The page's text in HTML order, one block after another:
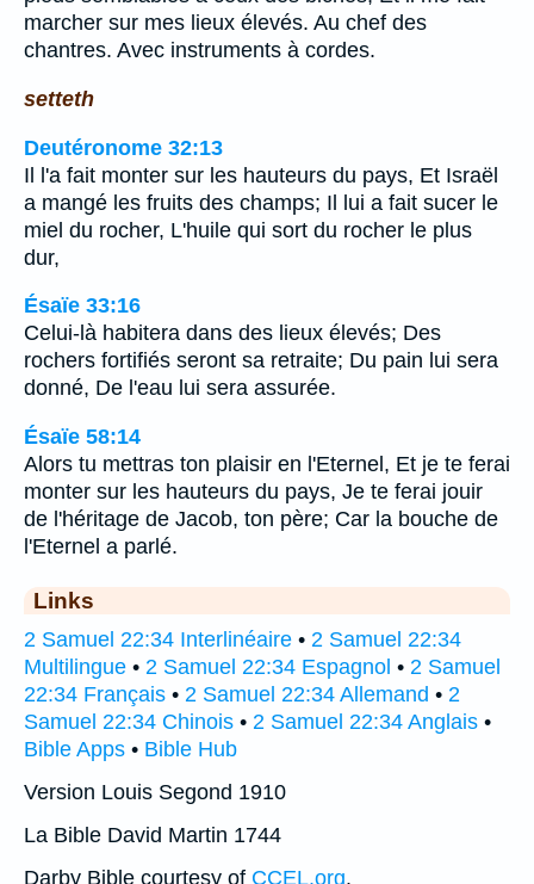
marcher sur mes lieux élevés. Au chef des
chantres. Avec instruments à cordes.
setteth
Deutéronome 32:13
Il l'a fait monter sur les hauteurs du pays, Et Israël
a mangé les fruits des champs; Il lui a fait sucer le
miel du rocher, L'huile qui sort du rocher le plus
dur,
Ésaïe 33:16
Celui-là habitera dans des lieux élevés; Des
rochers fortifiés seront sa retraite; Du pain lui sera
donné, De l'eau lui sera assurée.
Ésaïe 58:14
Alors tu mettras ton plaisir en l'Eternel, Et je te ferai
monter sur les hauteurs du pays, Je te ferai jouir
de l'héritage de Jacob, ton père; Car la bouche de
l'Eternel a parlé.
Links
2 Samuel 22:34 Interlinéaire • 2 Samuel 22:34
Multilingue • 2 Samuel 22:34 Espagnol • 2 Samuel
22:34 Français • 2 Samuel 22:34 Allemand • 2
Samuel 22:34 Chinois • 2 Samuel 22:34 Anglais •
Bible Apps • Bible Hub
Version Louis Segond 1910
La Bible David Martin 1744
Darby Bible courtesy of CCEL.org.